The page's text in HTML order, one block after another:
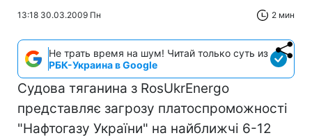
13:18 30.03.2009 Пн 2 мин
Не трать время на шум! Читай только суть из
РБК-Украина в Google
Судова тяганина з RosUkrEnergo
представляє загрозу платоспроможності
"Нафтогазу України" на найближчі 6-12